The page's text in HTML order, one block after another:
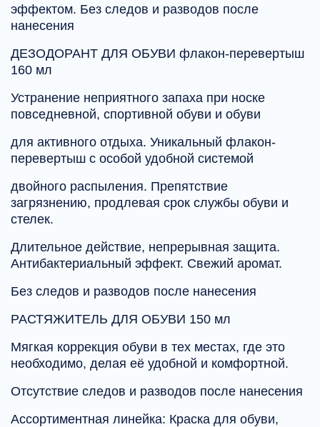
эффектом. Без следов и разводов после
нанесения
ДЕЗОДОРАНТ ДЛЯ ОБУВИ флакон-перевертыш
160 мл
Устранение неприятного запаха при носке
повседневной, спортивной обуви и обуви
для активного отдыха. Уникальный флакон-
перевертыш с особой удобной системой
двойного распыления. Препятствие
загрязнению, продлевая срок службы обуви и
стелек.
Длительное действие, непрерывная защита.
Антибактериальный эффект. Свежий аромат.
Без следов и разводов после нанесения
РАСТЯЖИТЕЛЬ ДЛЯ ОБУВИ 150 мл
Мягкая коррекция обуви в тех местах, где это
необходимо, делая её удобной и комфортной.
Отсутствие следов и разводов после нанесения
Ассортиментная линейка: Краска для обуви,